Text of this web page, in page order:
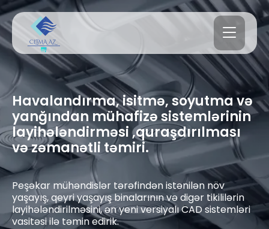
Havalandırma, isitmə, soyutma və
yanğından mühafizə sistemlərinin
layihələndirməsi ,quraşdırılması
və zəmanətli təmiri.
Peşəkar mühəndislər tərəfindən istənilən növ
yaşayış, qeyri yaşayış binalarının və digər tikililərin
layihələndirilməsini, ən yeni versiyalı CAD sistemləri
vasitəsi ilə təmin edirik.